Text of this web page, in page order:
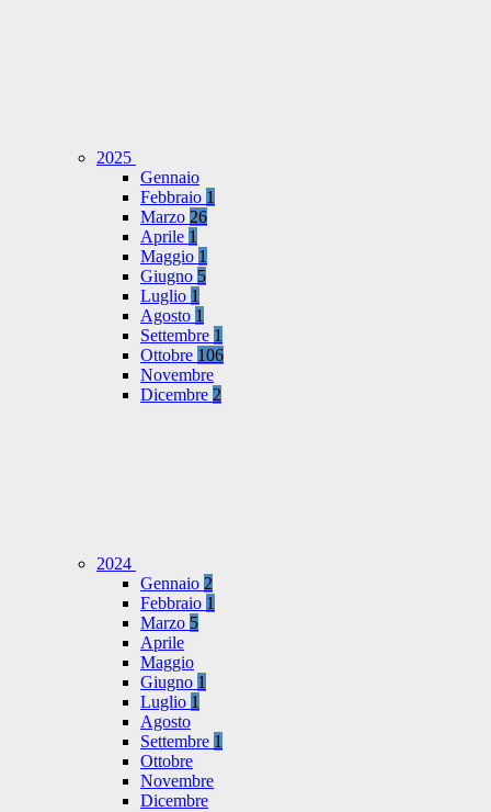
2025
Gennaio
Febbraio 1
Marzo 26
Aprile 1
Maggio 1
Giugno 5
Luglio 1
Agosto 1
Settembre 1
Ottobre 106
Novembre
Dicembre 2
2024
Gennaio 2
Febbraio 1
Marzo 5
Aprile
Maggio
Giugno 1
Luglio 1
Agosto
Settembre 1
Ottobre
Novembre
Dicembre